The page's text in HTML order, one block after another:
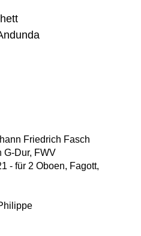
Friedrich Fasch
G-Dur, FWV
- für 2 Oboen, Fagott,